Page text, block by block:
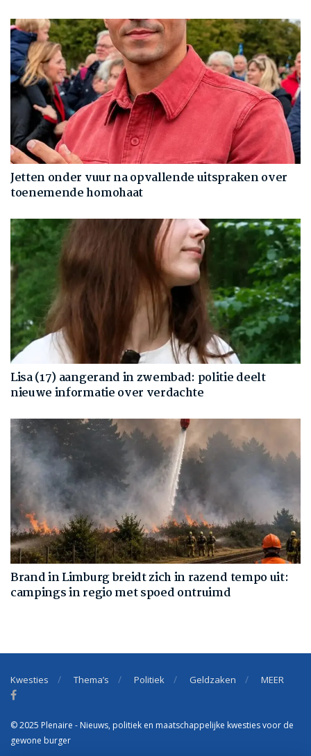
Jetten onder vuur na opvallende uitspraken over
toenemende homohaat
Lisa (17) aangerand in zwembad: politie deelt
nieuwe informatie over verdachte
Brand in Limburg breidt zich in razend tempo uit:
campings in regio met spoed ontruimd
Kwesties Thema’s Politiek Geldzaken MEER
© 2025 Plenaire - Nieuws, politiek en maatschappelijke kwesties voor de
gewone burger